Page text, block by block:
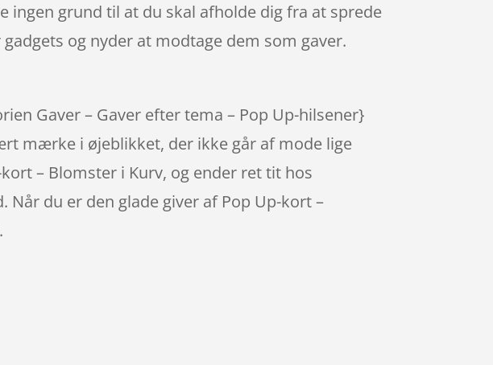
ingen grund til at du skal afholde dig fra at sprede
og nyder at modtage dem som gaver.
Gaver – Gaver efter tema – Pop Up-hilsener}
mærke i øjeblikket, der ikke går af mode lige
– Blomster i Kurv, og ender ret tit hos
du er den glade giver af Pop Up-kort –